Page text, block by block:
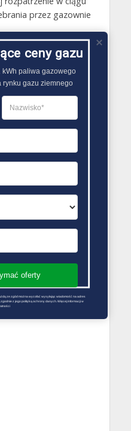
przez gazownie
GAZU
ceny gazu
kWh paliwa gazowego
rynku gazu ziemnego
oferty
ze zgód można wycofać wysyłając wiadomość na adres
z jego polityką ochrony danych. Więcej informacji w